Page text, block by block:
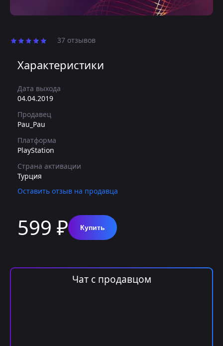
37 отзывов
Характеристики
Дата выхода
04.04.2019
Продавец
Pau_Pau
Платформа
PlayStation
Страна активации
Турция
Оставить отзыв на продавца
599 ₽ Купить
Чат с продавцом